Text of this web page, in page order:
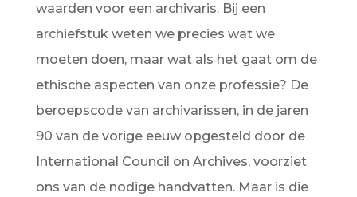
waarden voor een archivaris. Bij een
archiefstuk weten we precies wat we
moeten doen, maar wat als het gaat om de
ethische aspecten van onze professie? De
beroepscode van archivarissen, in de jaren
90 van de vorige eeuw opgesteld door de
International Council on Archives, voorziet
ons van de nodige handvatten. Maar is die